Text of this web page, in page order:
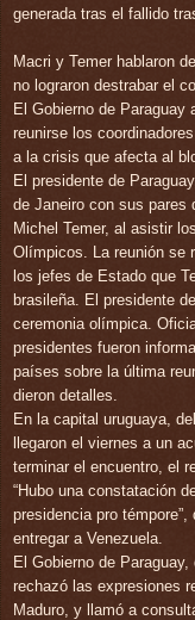
generada tras el fallido
Macri y Temer hablaron
no lograron destrabar el
El Gobierno de
reunirse los
a la crisis que afecta al
El presidente de
de Janeiro con sus pares
Michel Temer, al asistir
Olímpicos. La reunión se
los jefes de Estado que
brasileña. El presidente
ceremonia olímpica.
presidentes fueron
países sobre la última
dieron detalles.
En la capital uruguaya,
llegaron el viernes a un
terminar el encuentro, el
“Hubo una constatación
presidencia pro
entregar a Venezuela.
El Gobierno de
rechazó las expresiones
Maduro, y llamó a